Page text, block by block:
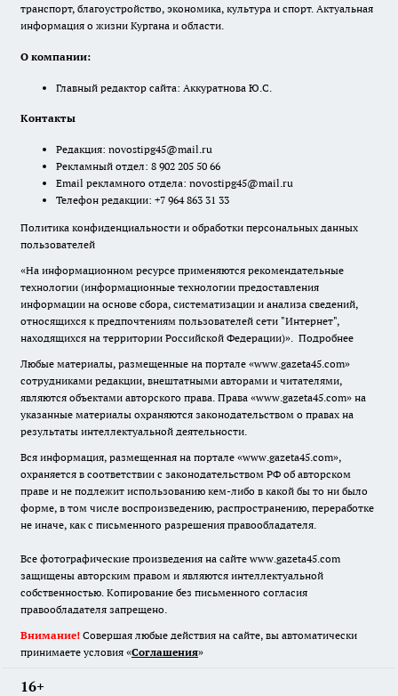
транспорт, благоустройство, экономика, культура и спорт. Актуальная
информация о жизни Кургана и области.
О компании:
Главный редактор сайта: Аккуратнова Ю.С.
Контакты
Редакция: novostipg45@mail.ru
Рекламный отдел: 8 902 205 50 66
Email рекламного отдела: novostipg45@mail.ru
Телефон редакции: +7 964 863 31 33
Политика конфиденциальности и обработки персональных данных
пользователей
«На информационном ресурсе применяются рекомендательные
технологии (информационные технологии предоставления
информации на основе сбора, систематизации и анализа сведений,
относящихся к предпочтениям пользователей сети "Интернет",
находящихся на территории Российской Федерации)». Подробнее
Любые материалы, размещенные на портале «www.gazeta45.com»
сотрудниками редакции, внештатными авторами и читателями,
являются объектами авторского права. Права «www.gazeta45.com» на
указанные материалы охраняются законодательством о правах на
результаты интеллектуальной деятельности.
Вся информация, размещенная на портале «www.gazeta45.com»,
охраняется в соответствии с законодательством РФ об авторском
праве и не подлежит использованию кем-либо в какой бы то ни было
форме, в том числе воспроизведению, распространению, переработке
не иначе, как с письменного разрешения правообладателя.
Все фотографические произведения на сайте www.gazeta45.com
защищены авторским правом и являются интеллектуальной
собственностью. Копирование без письменного согласия
правообладателя запрещено.
Внимание! Совершая любые действия на сайте, вы автоматически
принимаете условия «Cоглашения»
16+